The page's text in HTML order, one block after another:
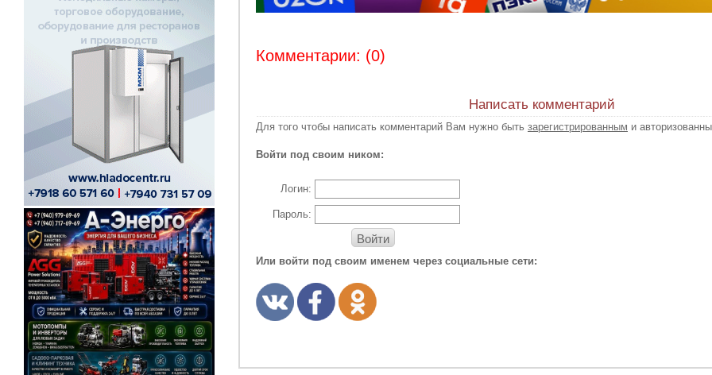
Комментарии: (0)
Написать комментарий
Для того чтобы написать комментарий Вам нужно быть зарегистрированным и
Войти под своим ником:
Логин:
Пароль:
Войти
Или войти под своим именем через социальные сети: